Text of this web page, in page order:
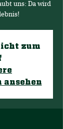
uns: Da wird
zum
ansehen